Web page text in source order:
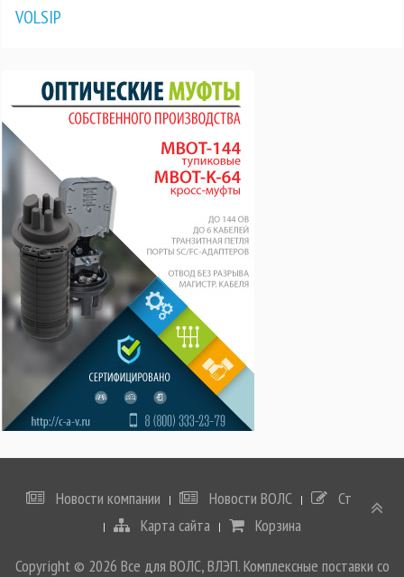
VOLSIP
Новости компании Новости ВОЛС
Статьи
Карта сайта
Корзина
Copyright © 2026 Все для ВОЛС, ВЛЭП. Комплексные поставки со